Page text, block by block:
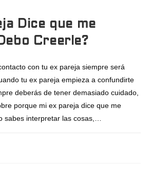
Dice que me
Creerle?
con tu ex pareja siempre será
tu ex pareja empieza a confundirte
deberás de tener demasiado cuidado,
porque mi ex pareja dice que me
sabes interpretar las cosas,…